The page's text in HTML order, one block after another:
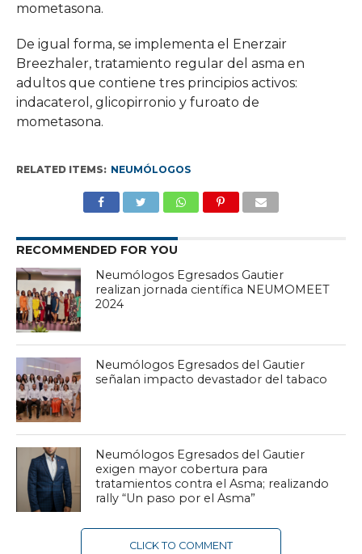
mometasona.
De igual forma, se implementa el Enerzair
Breezhaler, tratamiento regular del asma en
adultos que contiene tres principios activos:
indacaterol, glicopirronio y furoato de
mometasona.
RELATED ITEMS: NEUMÓLOGOS
RECOMMENDED FOR YOU
Neumólogos Egresados Gautier
realizan jornada científica NEUMOMEET
2024
Neumólogos Egresados del Gautier
señalan impacto devastador del tabaco
Neumólogos Egresados del Gautier
exigen mayor cobertura para
tratamientos contra el Asma; realizando
rally “Un paso por el Asma”
CLICK TO COMMENT